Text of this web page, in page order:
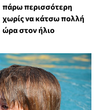
πάρω περισσότερη
χωρίς να κάτσω πολλή
ώρα στον ήλιο